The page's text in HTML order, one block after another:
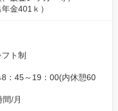
金401ｋ）
ト制
：45～19：00(内休憩60
/月